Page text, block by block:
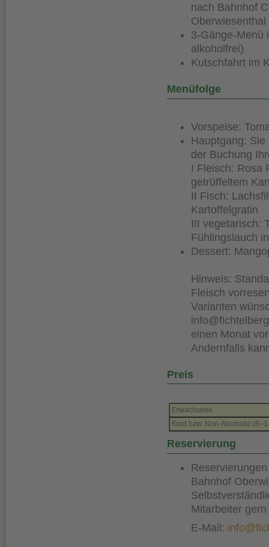
nach Bahnhof
Oberwiesenthal
3-Gänge-Menü
alkoholfrei)
Kutschfahrt im
Menüfolge
Vorspeise:
Hauptgang:
der Buchung
I Fleisch: Rosa
getrüffeltem
II Fisch:
Kartoffelgratin
III vegetarisch:
Fühlingslauch
Dessert:
Hinweis:
Fleisch
Varianten
einen Monat
Andernfalls
Preis
Erwachsene
Kind bzw. Non-Alcoholic
Reservierung
Bahnhof
Mitarbeiter
E-Mail: